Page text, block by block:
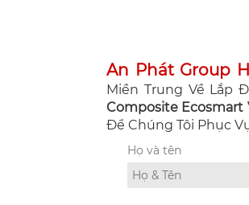
An Phát Group
Miền Trung Về Lắp
Composite Ecosmart
Để Chúng Tôi Phục
Họ và tên